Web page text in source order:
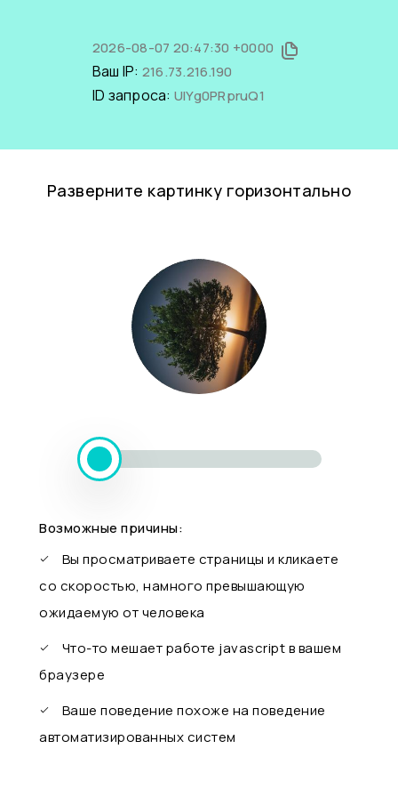
2026-08-07 20:47:30 +0000
Ваш IP: 216.73.216.190
ID запроса: UlYg0PRpruQ1
Разверните картинку горизонтально
Возможные причины:
Вы просматриваете страницы и кликаете
со скоростью, намного превышающую
ожидаемую от человека
Что-то мешает работе javascript в вашем
браузере
Ваше поведение похоже на поведение
автоматизированных систем